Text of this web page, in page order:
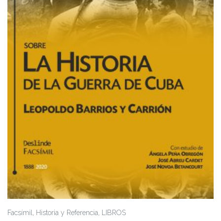
Facsímil , Historia y Referencia, LIBROS